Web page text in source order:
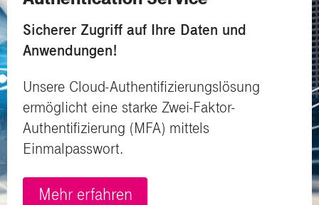
Sicherer Zugriff auf Ihre Daten und
Anwendungen!
Unsere Cloud-Authentifizierungslösung
ermöglicht eine starke Zwei-Faktor-
Authentifizierung (MFA) mittels
Einmalpasswort.
Mehr erfahren